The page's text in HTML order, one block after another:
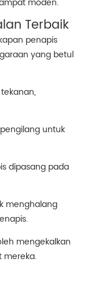
Terbaik
penapis
yang betul
untuk
dipasang pada
menghalang
mengekalkan
mereka.